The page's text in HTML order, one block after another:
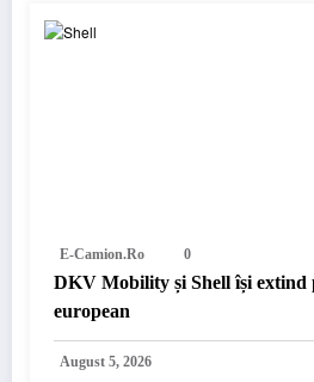
E-Camion.ro 0
DKV Mobility și Shell își extind
european
August 5, 2026